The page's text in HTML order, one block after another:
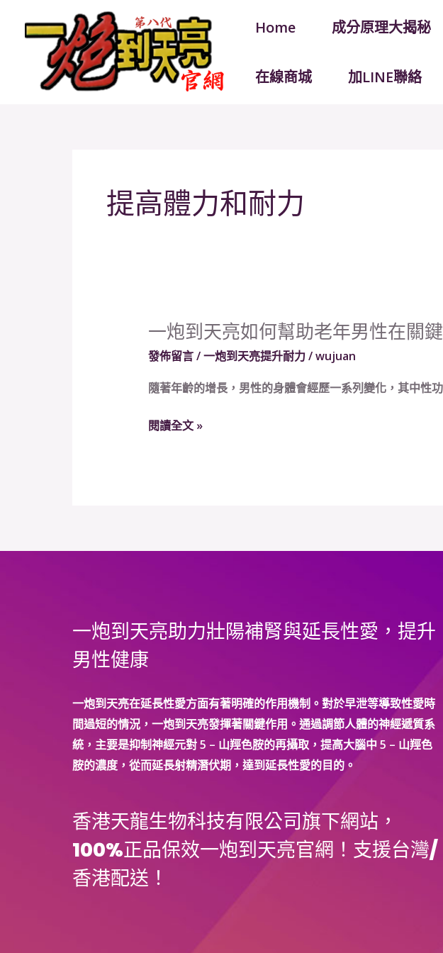
Home 成分原理大揭秘
在線商城 加LINE聯絡
提高體力和耐力
一炮到天亮如何幫助老年男性在關
發佈留言/一炮到天亮提升耐力/wujuan
隨著年齡的增長，男性的身體會經歷一系列變化，其中
一
炮
天
如
男
關
鍵
時
“硬
起
來”！
閱讀全文 »
一炮到天亮助力壯陽補腎與延長性愛，提升
男性健康
一炮到天亮在延長性愛方面有著明確的作用機制。對於早泄等導致性愛時
間過短的情況，一炮到天亮發揮著關鍵作用。通過調節人體的神經遞質系
統，主要是抑制神經元對 5 – 山羥色胺的再攝取，提高大腦中 5 – 山羥色
胺的濃度，從而延長射精潛伏期，達到延長性愛的目的。
香港天龍生物科技有限公司旗下網站，
100%正品保效一炮到天亮官網！支援台灣/
香港配送！